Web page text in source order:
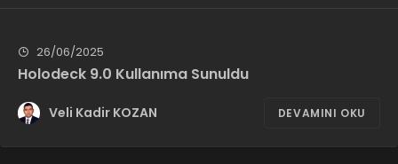
26/06/2025
Holodeck 9.0 Kullanıma Sunuldu
Veli Kadir KOZAN DEVAMINI OKU